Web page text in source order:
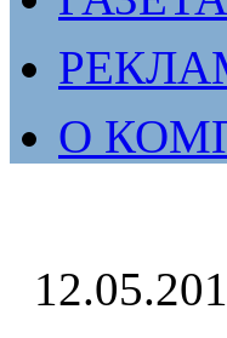
О